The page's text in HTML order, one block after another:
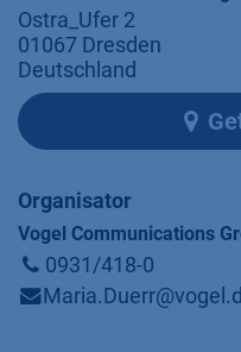
Ostra_Ufer 2
01067 Dresden
Deutschland
Organisator
Vogel Communications
0931/418-0